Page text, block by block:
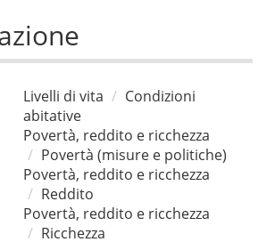
Livelli di vita
Condizioni
abitative
Povertà, reddito e ricchezza
Povertà (misure e politiche)
Povertà, reddito e ricchezza
Reddito
Povertà, reddito e ricchezza
Ricchezza